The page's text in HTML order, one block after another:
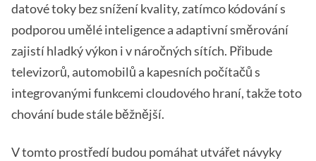
datové toky bez snížení kvality, zatímco kódování s
podporou umělé inteligence a adaptivní směrování
zajistí hladký výkon i v náročných sítích. Přibude
televizorů, automobilů a kapesních počítačů s
integrovanými funkcemi cloudového hraní, takže toto
chování bude stále běžnější.
V tomto prostředí budou pomáhat utvářet návyky